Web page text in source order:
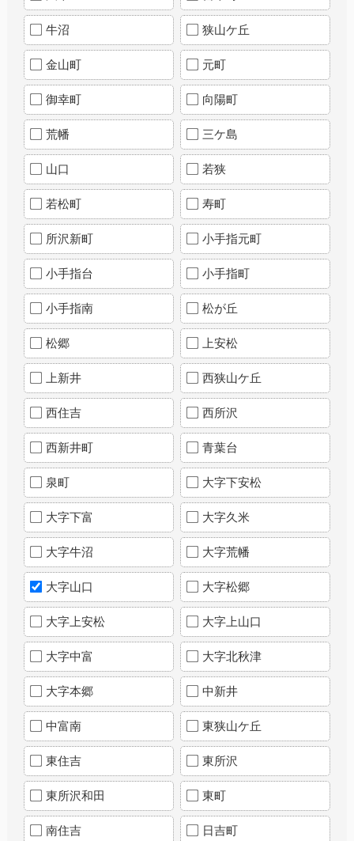
牛沼 狭山ケ丘
金山町 元町
御幸町 向陽町
荒幡 三ケ島
山口 若狭
若松町 寿町
所沢新町 小手指元町
小手指台 小手指町
小手指南 松が丘
松郷 上安松
上新井 西狭山ケ丘
西住吉 西所沢
西新井町 青葉台
泉町 大字下安松
大字下富 大字久米
大字牛沼 大字荒幡
大字山口 大字松郷
大字上安松 大字上山口
大字中富 大字北秋津
大字本郷 中新井
中富南 東狭山ケ丘
東住吉 東所沢
東所沢和田 東町
南住吉 日吉町